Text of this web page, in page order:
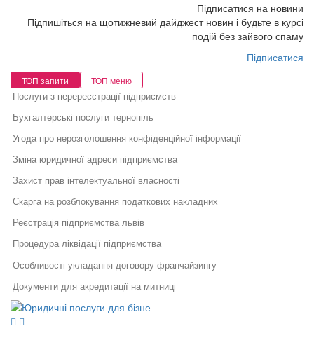
Підписатися на новини
Підпишіться на щотижневий дайджест новин і будьте в курсі
подій без зайвого спаму
Підписатися
ТОП запити ТОП меню
Послуги з перереєстрації підприємств
Бухгалтерські послуги тернопіль
Угода про нерозголошення конфіденційної інформації
Зміна юридичної адреси підприємства
Захист прав інтелектуальної власності
Скарга на розблокування податкових накладних
Реєстрація підприємства львів
Процедура ліквідації підприємства
Особливості укладання договору франчайзингу
Документи для акредитації на митниці
Вартість юридичних послуг львів
Юридична фірма в києві
Юридичні послуги для бізнесу
Послуги адвоката